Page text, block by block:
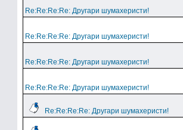
Re:Re:Re:Re: Другари шумахеристи!
Re:Re:Re:Re: Другари шумахеристи!
Re:Re:Re:Re: Другари шумахеристи!
Re:Re:Re:Re: Другари шумахеристи!
Re:Re:Re:Re: Другари шумахеристи!